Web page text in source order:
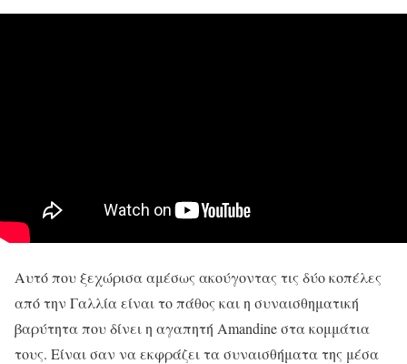
Αυτό που ξεχώρισα αμέσως ακούγοντας τις δύο κοπέλες
από την Γαλλία είναι το πάθος και η συναισθηματική
βαρύτητα που δίνει η αγαπητή Amandine στα κομμάτια
τους. Είναι σαν να εκφράζει τα συναισθήματα της μέσα